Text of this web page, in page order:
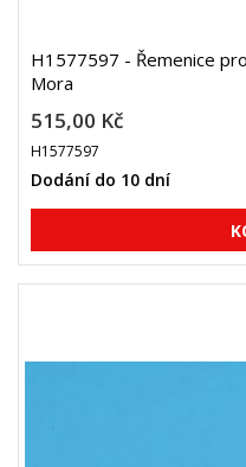
H1577597 - Řemenice
Mora
515,00 Kč
H1577597
Dodání do 10 dní